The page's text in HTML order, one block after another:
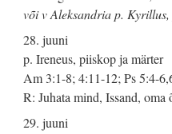
või v Aleksandria p.
28. juuni
p. Ireneus, piiskop ja märter
Am 3:1-8; 4:11-12; Ps 5:4-
R: Juhata mind, Issand, oma
29. juuni